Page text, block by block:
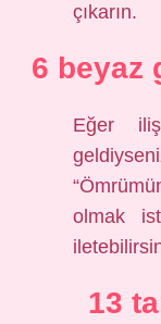
çıkarın.
6 beyaz
Eğer
olmak
13